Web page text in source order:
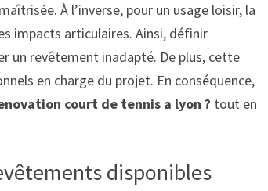
À l’inverse, pour un usage loisir, la
impacts articulaires. Ainsi, définir
un revêtement inadapté. De plus, cette
en charge du projet. En conséquence,
court de tennis a lyon ? tout en
disponibles